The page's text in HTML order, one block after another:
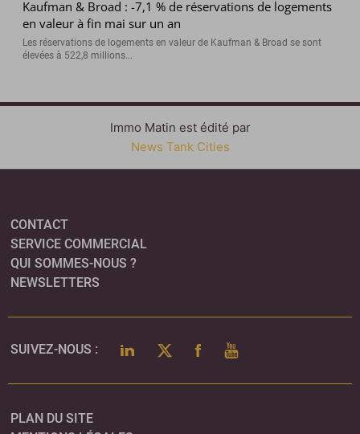
Kaufman & Broad : -7,1 % de réservations de logements
en valeur à fin mai sur un an
Les réservations de logements en valeur de Kaufman & Broad se sont
élevées à 522,8 millions...
Immo Matin est édité par
News Tank Cities
CONTACT
SERVICE COMMERCIAL
QUI SOMMES-NOUS ?
NEWSLETTERS
SUIVEZ-NOUS : LINKEDINTWITTERFACEBOOK
YOUTUBE
PLAN DU SITE